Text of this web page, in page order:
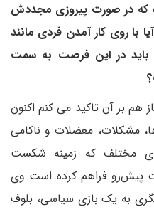
که در صورت پیروزی مجددش
با روی کار آمدن فردی مانند
باید در این فرصت به سمت
هم بر آن تاکید می کنم اکنون
مشکلات، معضلات و ناکامی
مختلف که زمینه شکست
پیش‌رو فراهم کرده است وی
به یک بازی سیاسی، بلوف